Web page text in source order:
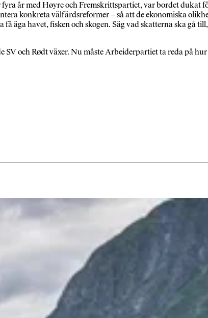
år med Høyre och Fremskrittspartiet, var bordet dukat
konkreta välfärdsreformer – så att de ekonomiska
äga havet, fisken och skogen. Säg vad skatterna ska gå
och Rødt växer. Nu måste Arbeiderpartiet ta reda på